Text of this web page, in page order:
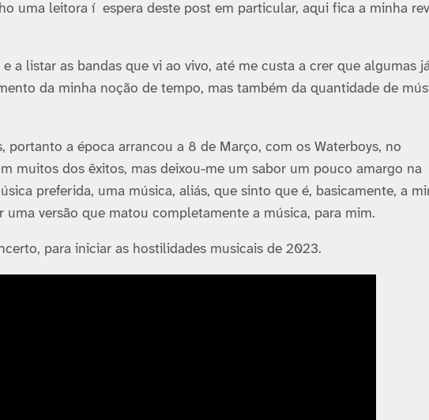
uma leitora í espera deste post em particular, aqui fica a minha
a listar as bandas que vi ao vivo, até me custa a crer que algumas
da minha noção de tempo, mas também da quantidade de
portanto a época arrancou a 8 de Março, com os Waterboys, no
muitos dos êxitos, mas deixou-me um sabor um pouco amargo na
preferida, uma música, aliás, que sinto que é, basicamente, a
uma versão que matou completamente a música, para mim.
para iniciar as hostilidades musicais de 2023.